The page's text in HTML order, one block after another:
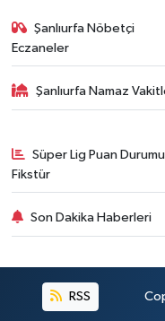
Şanlıurfa Nöbetçi
Eczaneler
Şanlıurfa Namaz
Süper Lig Puan
Fikstür
Son Dakika Haberleri
RSS